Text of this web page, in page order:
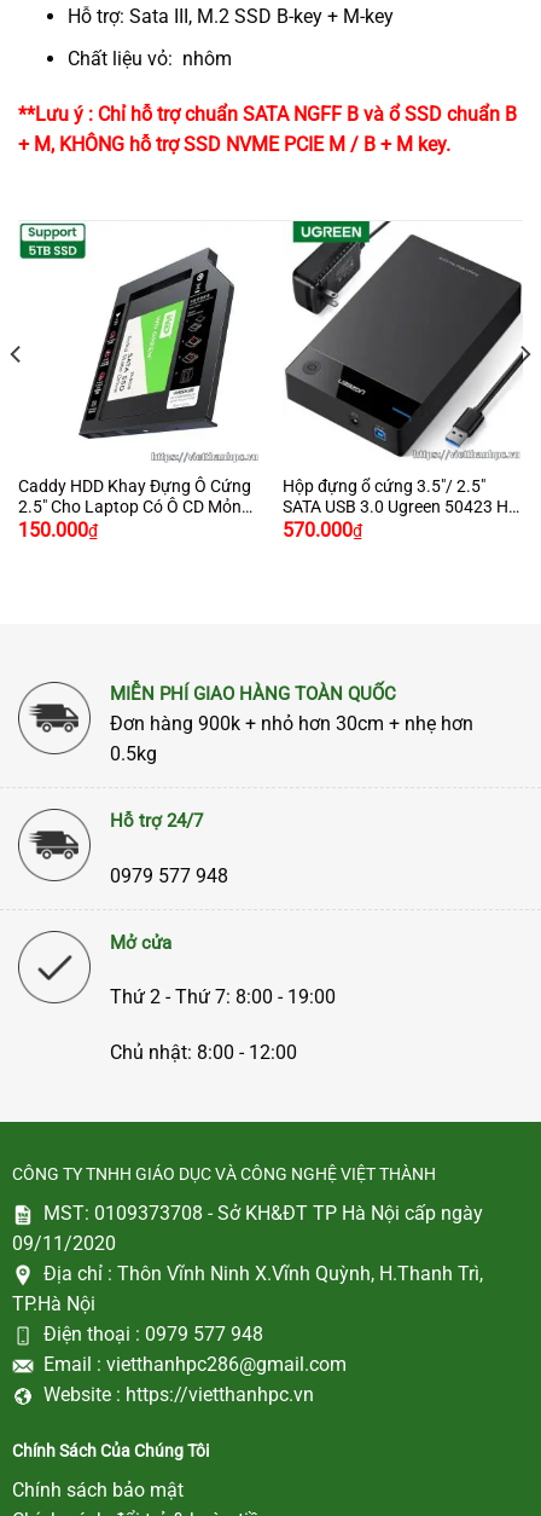
Hỗ trợ: Sata III, M.2 SSD B-key + M-key
Chất liệu vỏ: nhôm
**Lưu ý : Chỉ hỗ trợ chuẩn SATA NGFF B và ổ SSD chuẩn B
+ M, KHÔNG hỗ trợ SSD NVME PCIE M / B + M key.
Caddy HDD Khay Đựng Ô Cứng
2.5″ Cho Laptop Có Ô CD Mỏng
9.5mm Chính Hãng Ugreen
150.000₫
Hộp đựng ổ cứng 3.5″/ 2.5″
SATA USB 3.0 Ugreen 50423 Hỗ
Trợ HDD 16TB
Giá
570.000₫Giá
hiện
MIỄN PHÍ GIAO HÀNG TOÀN QUỐC
Đơn hàng 900k + nhỏ hơn 30cm + nhẹ hơn
0.5kg
Hỗ trợ 24/7
0979 577 948
Mở cửa
Thứ 2 - Thứ 7: 8:00 - 19:00
Chủ nhật: 8:00 - 12:00
CÔNG TY TNHH GIÁO DỤC VÀ CÔNG NGHỆ VIỆT THÀNH
MST: 0109373708 - Sở KH&ĐT TP Hà Nội cấp ngày
09/11/2020
Địa chỉ : Thôn Vĩnh Ninh X.Vĩnh Quỳnh, H.Thanh Trì,
TP.Hà Nội
Điện thoại : 0979 577 948
Email : vietthanhpc286@gmail.com
Website : https://vietthanhpc.vn
Chính Sách Của Chúng Tôi
Chính sách bảo mật